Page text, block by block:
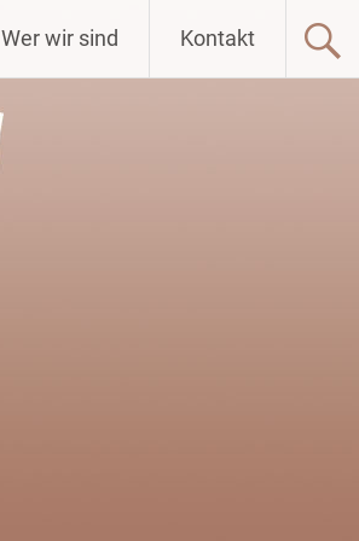
Wer wir sind Kontakt